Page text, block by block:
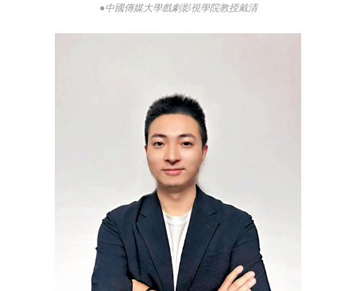
●中國傳媒大學戲劇影視學院教授戴清